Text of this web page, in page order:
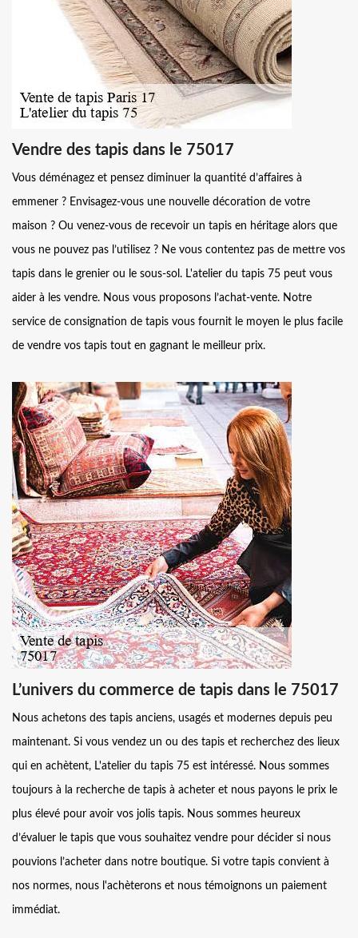
Vendre des tapis dans le 75017
Vous déménagez et pensez diminuer la quantité d’affaires à
emmener ? Envisagez-vous une nouvelle décoration de votre
maison ? Ou venez-vous de recevoir un tapis en héritage alors que
vous ne pouvez pas l’utilisez ? Ne vous contentez pas de mettre vos
tapis dans le grenier ou le sous-sol. L'atelier du tapis 75 peut vous
aider à les vendre. Nous vous proposons l’achat-vente. Notre
service de consignation de tapis vous fournit le moyen le plus facile
de vendre vos tapis tout en gagnant le meilleur prix.
L’univers du commerce de tapis dans le 75017
Nous achetons des tapis anciens, usagés et modernes depuis peu
maintenant. Si vous vendez un ou des tapis et recherchez des lieux
qui en achètent, L'atelier du tapis 75 est intéressé. Nous sommes
toujours à la recherche de tapis à acheter et nous payons le prix le
plus élevé pour avoir vos jolis tapis. Nous sommes heureux
d’évaluer le tapis que vous souhaitez vendre pour décider si nous
pouvions l’acheter dans notre boutique. Si votre tapis convient à
nos normes, nous l'achèterons et nous témoignons un paiement
immédiat.